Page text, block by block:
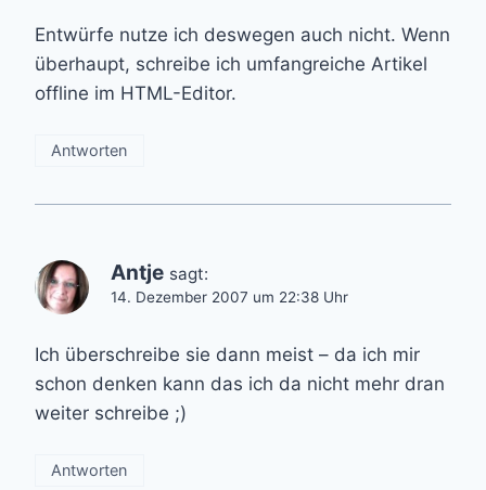
Entwürfe nutze ich deswegen auch nicht. Wenn
überhaupt, schreibe ich umfangreiche Artikel
offline im HTML-Editor.
Antworten
Antje sagt:
14. Dezember 2007 um 22:38 Uhr
Ich überschreibe sie dann meist – da ich mir
schon denken kann das ich da nicht mehr dran
weiter schreibe ;)
Antworten